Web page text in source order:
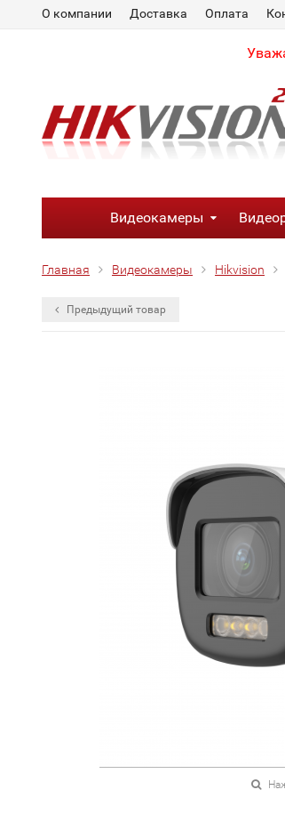
О компании Доставка Оплата
Видеокамеры
Главная Видеокамеры Hikvision
Предыдущий товар